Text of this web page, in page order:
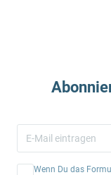
Wenn Du das